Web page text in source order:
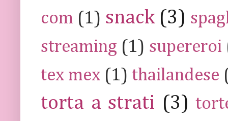
com (1) snack (3)
streaming (1) supereroi
tex mex (1) thailandese
torta a strati (3)